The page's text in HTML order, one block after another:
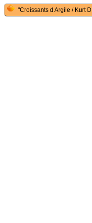
"Croissants d Argile / Kurt